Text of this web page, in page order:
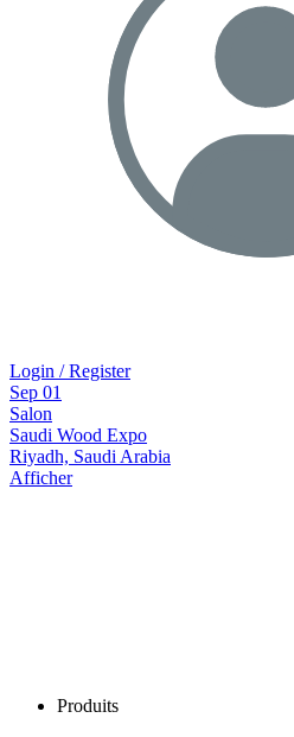
Login / Register
Sep 01
Salon
Saudi Wood Expo
Riyadh, Saudi Arabia
Afficher
Produits